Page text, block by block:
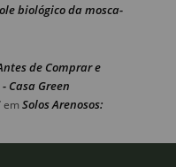
biológico da mosca-
de Comprar e
Casa Green
em Solos Arenosos: